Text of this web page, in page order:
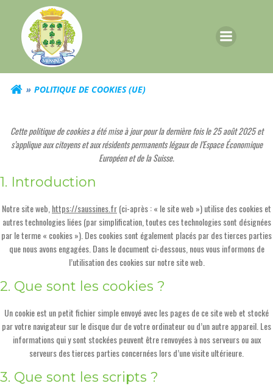
contenu
POLITIQUE DE COOKIES (UE)
Cette politique de cookies a été mise à jour pour la dernière fois le 25 août 2025 et
s’applique aux citoyens et aux résidents permanents légaux de l’Espace Économique
Européen et de la Suisse.
1. Introduction
Notre site web, https://saussines.fr(ci-après : « le site web ») utilise des cookies et
autres technologies liées (par simplification, toutes ces technologies sont désignées
par le terme « cookies »). Des cookies sont également placés par des tierces parties
que nous avons engagées. Dans le document ci-dessous, nous vous informons de
l’utilisation des cookies sur notre site web.
2. Que sont les cookies ?
Un cookie est un petit fichier simple envoyé avec les pages de ce site web et stocké
par votre navigateur sur le disque dur de votre ordinateur ou d’un autre appareil. Les
informations qui y sont stockées peuvent être renvoyées à nos serveurs ou aux
serveurs des tierces parties concernées lors d’une visite ultérieure.
3. Que sont les scripts ?